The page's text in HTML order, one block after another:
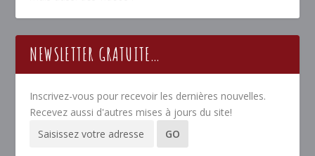
NEWSLETTER GRATUITE…
Inscrivez-vous pour recevoir les dernières nouvelles.
Recevez aussi d'autres mises à jours du site!